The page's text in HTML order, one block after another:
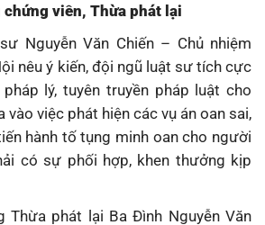
viên, Thừa phát lại
Nguyễn Văn Chiến – Chủ nhiệm
nêu ý kiến, đội ngũ luật sư tích cực
lý, tuyên truyền pháp luật cho
vào việc phát hiện các vụ án oan sai,
hành tố tụng minh oan cho người
có sự phối hợp, khen thưởng kịp
Thừa phát lại Ba Đình Nguyễn Văn